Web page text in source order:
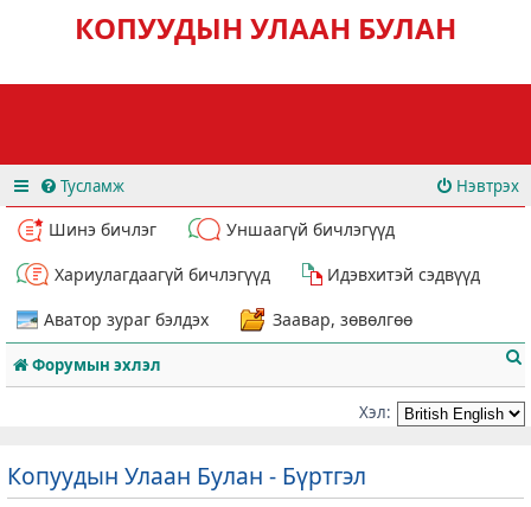
КОПУУДЫН УЛААН БУЛАН
Тусламж Нэвтрэх
Шинэ бичлэг
Уншаагүй бичлэгүүд
Хариулагдаагүй бичлэгүүд
Идэвхитэй сэдвүүд
Аватор зураг бэлдэх
Заавар, зөвөлгөө
Форумын эхлэл
а
Хэл:
Копуудын Улаан Булан - Бүртгэл